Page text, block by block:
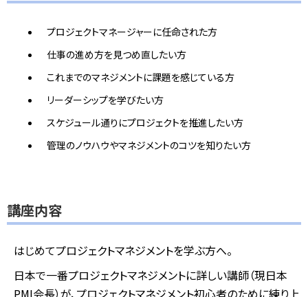
プロジェクトマネージャーに任命された方
仕事の進め方を見つめ直したい方
これまでのマネジメントに課題を感じている方
リーダーシップを学びたい方
スケジュール通りにプロジェクトを推進したい方
管理のノウハウやマネジメントのコツを知りたい方
講座内容
はじめてプロジェクトマネジメントを学ぶ方へ。
日本で一番プロジェクトマネジメントに詳しい講師（現日本